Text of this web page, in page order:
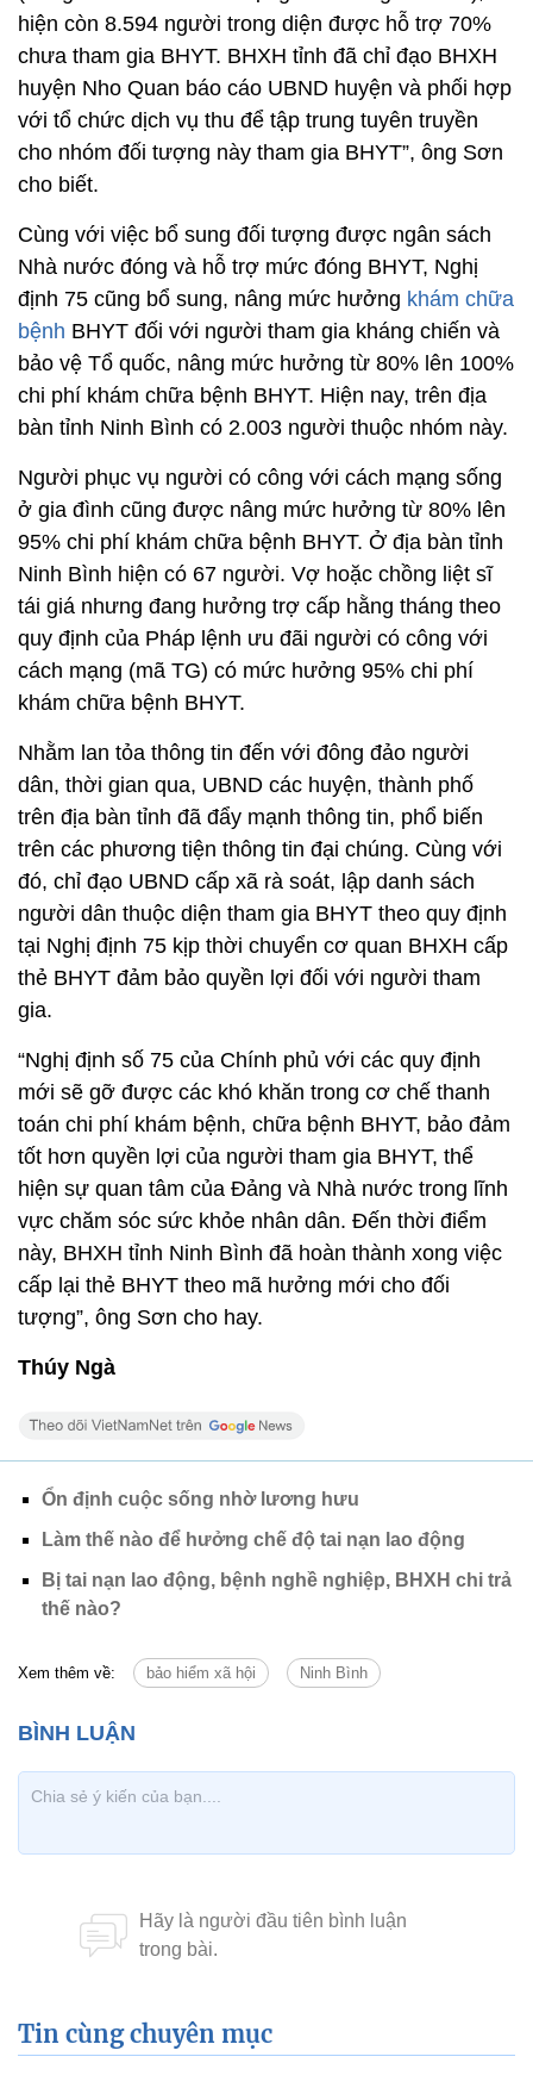
hiện còn 8.594 người trong diện được hỗ trợ 70%
chưa tham gia BHYT. BHXH tỉnh đã chỉ đạo BHXH
huyện Nho Quan báo cáo UBND huyện và phối hợp
với tổ chức dịch vụ thu để tập trung tuyên truyền
cho nhóm đối tượng này tham gia BHYT”, ông Sơn
cho biết.
Cùng với việc bổ sung đối tượng được ngân sách
Nhà nước đóng và hỗ trợ mức đóng BHYT, Nghị
định 75 cũng bổ sung, nâng mức hưởng khám chữa
bệnh BHYT đối với người tham gia kháng chiến và
bảo vệ Tổ quốc, nâng mức hưởng từ 80% lên 100%
chi phí khám chữa bệnh BHYT. Hiện nay, trên địa
bàn tỉnh Ninh Bình có 2.003 người thuộc nhóm này.
Người phục vụ người có công với cách mạng sống
ở gia đình cũng được nâng mức hưởng từ 80% lên
95% chi phí khám chữa bệnh BHYT. Ở địa bàn tỉnh
Ninh Bình hiện có 67 người. Vợ hoặc chồng liệt sĩ
tái giá nhưng đang hưởng trợ cấp hằng tháng theo
quy định của Pháp lệnh ưu đãi người có công với
cách mạng (mã TG) có mức hưởng 95% chi phí
khám chữa bệnh BHYT.
Nhằm lan tỏa thông tin đến với đông đảo người
dân, thời gian qua, UBND các huyện, thành phố
trên địa bàn tỉnh đã đẩy mạnh thông tin, phổ biến
trên các phương tiện thông tin đại chúng. Cùng với
đó, chỉ đạo UBND cấp xã rà soát, lập danh sách
người dân thuộc diện tham gia BHYT theo quy định
tại Nghị định 75 kịp thời chuyển cơ quan BHXH cấp
thẻ BHYT đảm bảo quyền lợi đối với người tham
gia.
“Nghị định số 75 của Chính phủ với các quy định
mới sẽ gỡ được các khó khăn trong cơ chế thanh
toán chi phí khám bệnh, chữa bệnh BHYT, bảo đảm
tốt hơn quyền lợi của người tham gia BHYT, thể
hiện sự quan tâm của Đảng và Nhà nước trong lĩnh
vực chăm sóc sức khỏe nhân dân. Đến thời điểm
này, BHXH tỉnh Ninh Bình đã hoàn thành xong việc
cấp lại thẻ BHYT theo mã hưởng mới cho đối
tượng”, ông Sơn cho hay.
Thúy Ngà
Ổn định cuộc sống nhờ lương hưu
Làm thế nào để hưởng chế độ tai nạn lao động
Bị tai nạn lao động, bệnh nghề nghiệp, BHXH chi trả
thế nào?
Xem thêm về: bảo hiểm xã hội Ninh Bình
Tin cùng chuyên mục